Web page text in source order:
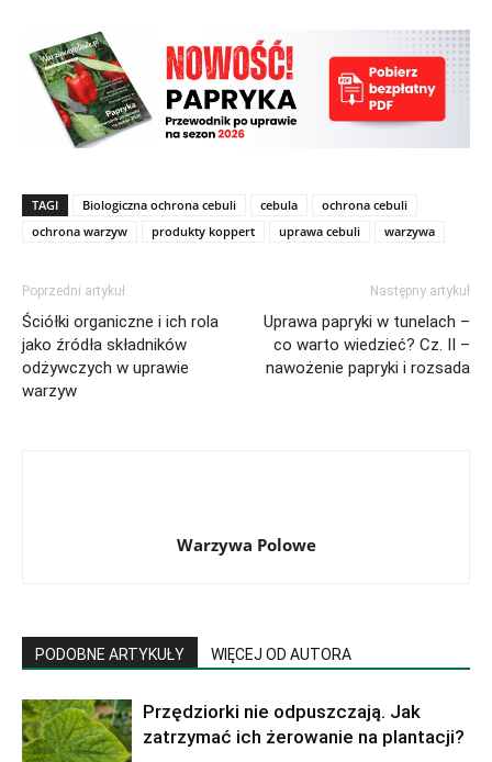
TAGI Biologiczna ochrona cebuli cebula
ochrona cebuli
ochrona warzyw
produkty koppert uprawa cebuli warzywa
Poprzedni artykuł
Ściółki organiczne i ich rola
jako źródła składników
odżywczych w uprawie
warzyw
Następny artykuł
Uprawa papryki w tunelach –
co warto wiedzieć? Cz. II –
nawożenie papryki i rozsada
Warzywa Polowe
PODOBNE ARTYKUŁY WIĘCEJ OD AUTORA
Przędziorki nie odpuszczają. Jak
zatrzymać ich żerowanie na plantacji?